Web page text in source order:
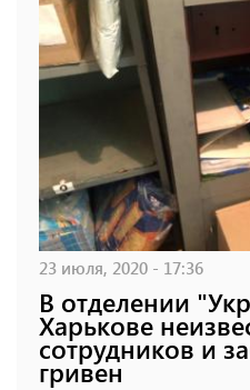
23 июля, 2020 - 17:36
В отделении
Харькове
сотрудников и
гривен